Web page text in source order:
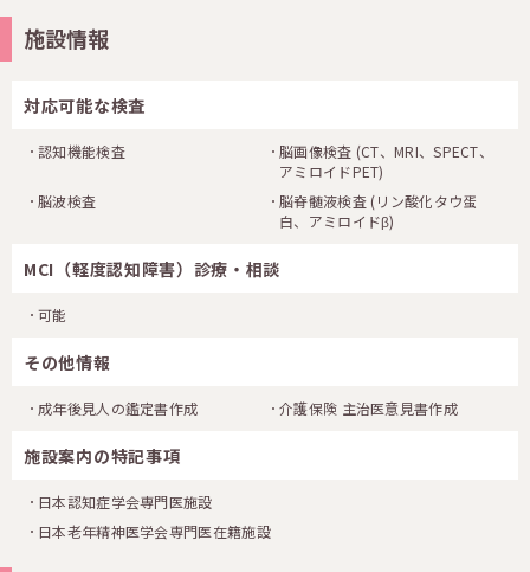
施設情報
対応可能な検査
認知機能検査 脳画像検査 (CT、MRI、SPECT、
アミロイドPET)
脳波検査
脳脊髄液検査 (リン酸化タウ蛋
白、アミロイドβ)
MCI（軽度認知障害）診療・相談
可能
その他情報
成年後見人の鑑定書作成 介護保険 主治医意見書作成
施設案内の特記事項
日本認知症学会専門医施設
日本老年精神医学会専門医在籍施設